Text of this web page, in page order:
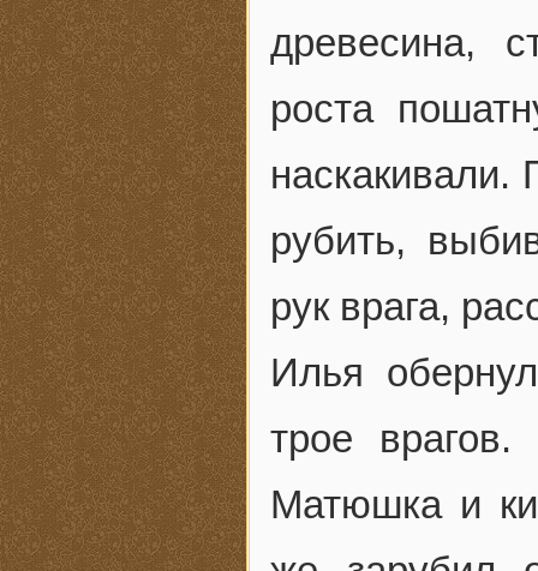
древесина,
роста
рубить,
рук врага,
Илья
трое
Матюшка и